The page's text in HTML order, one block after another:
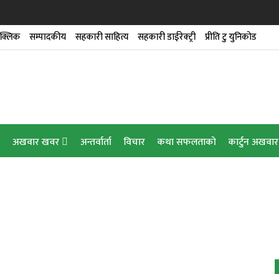
सम्पादकीय सहकारी साहित्य सहकारी डाईरेक्ट्री प्रीति टु युनिकोड
अखवार खवर अन्तर्वार्ता विचार कथा सफलताको कार्टुन अखवार